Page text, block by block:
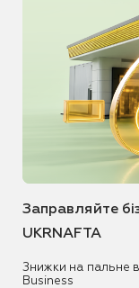
Заправляйте
UKRNAFTA
Знижки на пальне
Business